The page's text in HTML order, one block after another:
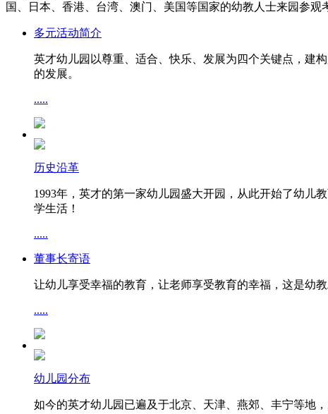
国、日本、香港、台湾、澳门、美国等国家的幼教人士来园参观
多元活动简介
英才幼儿园以尊重、适合、快乐、发展为四个关键点，建
的发展。
.....
历史沿革
1993年，英才的第一家幼儿园盛大开园，从此开始了幼儿
学生活！
.....
董事长寄语
让幼儿享受幸福的教育，让老师享受教育的幸福，这是幼
.....
幼儿园分布
如今的英才幼儿园已遍及于北京、天津、燕郊、丰宁等地